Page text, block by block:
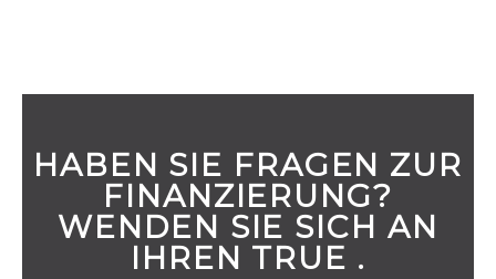
HABEN SIE FRAGEN ZUR
FINANZIERUNG?
WENDEN SIE SICH AN
IHREN TRUE .